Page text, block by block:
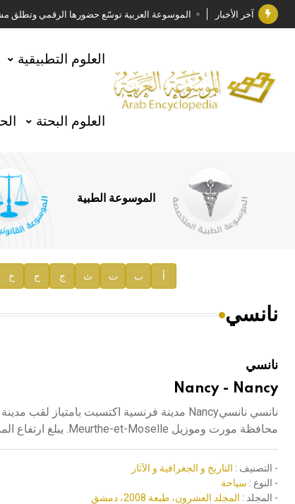
آخر الأخبار الموسوعة العربية توسّع حضورها الرقمي وتطلق
جائزة مجمع الملك سلمان العالمي للغة العربية 2025
الأستاذ إياد خالد الطباع مدير عام لهيئة الموسوعة
السيد محمد ياسين صالح وزيرا للثقافة
توصيات مجلس الإدارة
صدور المجلد السابع من موسوعة الآثار في سورية
إعلان..
العلوم التطبيقية
العلوم البحتة
الموسوعة الطبية
أ ب ت ث ج ح خ
نانسي
نانسي
Nancy - Nancy
محافظة مورت وموزيل Meurthe-et-Moselle. يبلغ ارتفاع المدينة 210م، وهي تقع في حوضة وسط منطقة هضبية غابية.
- التصنيف : التاريخ و الجغرافية و الآثار
- النوع : سياحة
- المجلد : المجلد العشرون، طبعة 2008، دمشق